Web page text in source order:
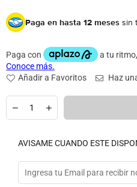
Paga en hasta 12 meses sin
Añadir a Favoritos Haz
Cantidad
AVISAME CUANDO ESTE